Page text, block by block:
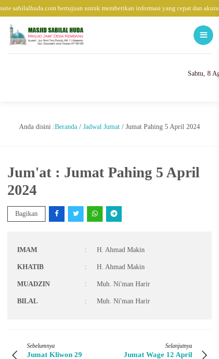
sabilalhuda.com bertujuan untuk memberikan informasi yang cepat dan
Sabtu, 8
Anda disini :Beranda / Jadwal Jumat / Jumat Pahing 5 April 2024
Jum'at : Jumat Pahing 5 April
2024
Bagikan
IMAM : H. Ahmad Makin
KHATIB : H. Ahmad Makin
MUADZIN : Muh. Ni'man Harir
BILAL : Muh. Ni'man Harir
Sebelumnya
Jumat Kliwon 29
Selanjutnya
Jumat Wage 12 April